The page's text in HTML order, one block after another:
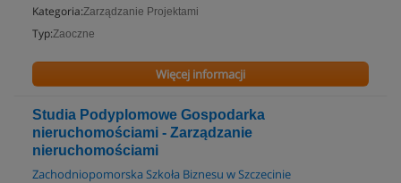
Kategoria:Zarządzanie Projektami
Typ:Zaoczne
Więcej informacji
Studia Podyplomowe Gospodarka
nieruchomościami - Zarządzanie
nieruchomościami
Zachodniopomorska Szkoła Biznesu w Szczecinie